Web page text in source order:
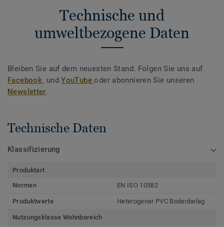
Technische und
umweltbezogene Daten
Bleiben Sie auf dem neuesten Stand. Folgen Sie uns auf
Facebook undYouTubeoder abonnieren Sie unseren
Newsletter.
Technische Daten
Klassifizierung
Produktart
Normen
EN ISO 10582
Produktwerte Heterogener PVC Bodenbelag
Nutzungsklasse Wohnbereich